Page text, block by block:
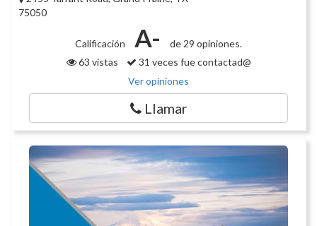
75050
Calificación A-
de 29 opiniones.
63 vistas
31 veces fue contactad@
Ver opiniones
Llamar